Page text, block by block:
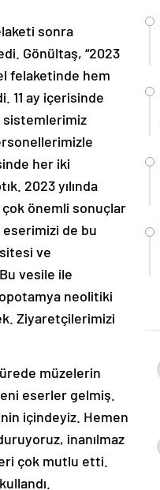
sonra
Gönültaş, “2023
felaketinde hem
11 ay içerisinde
sistemlerimiz
her iki
2023 yılında
çok önemli sonuçlar
de bu
ve
vesile ile
neolitiki
Ziyaretçilerimizi
müzelerin
eserler gelmiş.
içindeyiz. Hemen
inanılmaz
çok mutlu etti.